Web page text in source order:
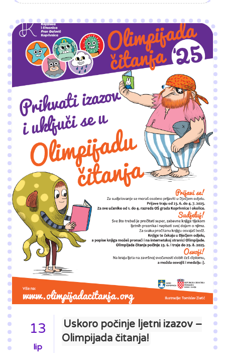
13
lip
Uskoro počinje ljetni izazov –
Olimpijada čitanja!